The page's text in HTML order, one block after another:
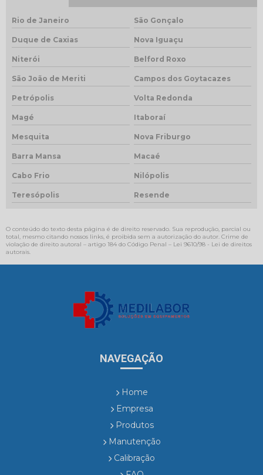
Rio de Janeiro São Gonçalo
Duque de Caxias Nova Iguaçu
Niterói Belford Roxo
São João de Meriti Campos dos Goytacazes
Petrópolis Volta Redonda
Magé Itaboraí
Mesquita Nova Friburgo
Barra Mansa Macaé
Cabo Frio Nilópolis
Teresópolis Resende
O conteúdo do texto desta página é de direito reservado. Sua reprodução, parcial ou
total, mesmo citando nossos links, é proibida sem a autorização do autor. Crime de
violação de direito autoral – artigo 184 do Código Penal – Lei 9610/98 - Lei de direitos
autorais.
NAVEGAÇÃO
Home
Empresa
Produtos
Manutenção
Calibração